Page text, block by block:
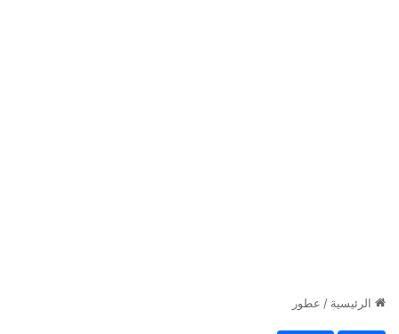
الرئيسية / عطور